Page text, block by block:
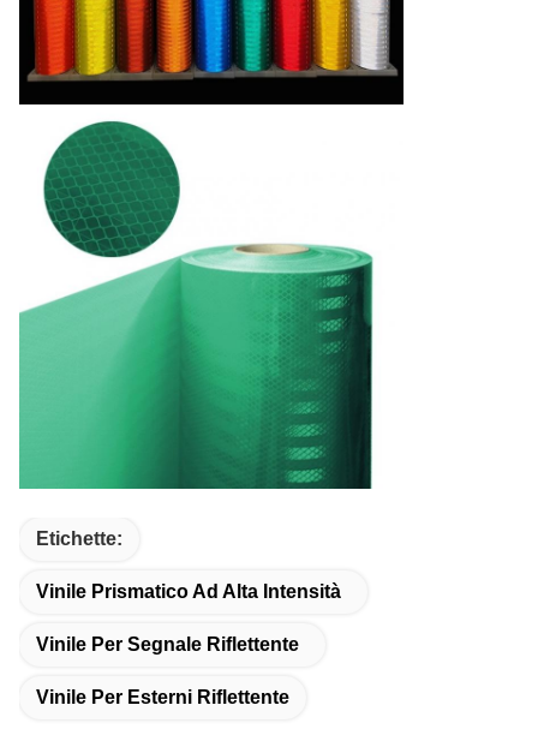
Etichette:
Vinile Prismatico Ad Alta Intensità
Vinile Per Segnale Riflettente
Vinile Per Esterni Riflettente